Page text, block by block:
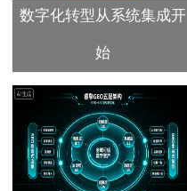
数字化转型从系统集成开
始